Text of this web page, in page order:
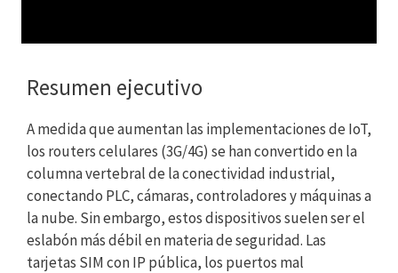
Resumen ejecutivo
A medida que aumentan las implementaciones de IoT,
los routers celulares (3G/4G) se han convertido en la
columna vertebral de la conectividad industrial,
conectando PLC, cámaras, controladores y máquinas a
la nube. Sin embargo, estos dispositivos suelen ser el
eslabón más débil en materia de seguridad. Las
tarjetas SIM con IP pública, los puertos mal